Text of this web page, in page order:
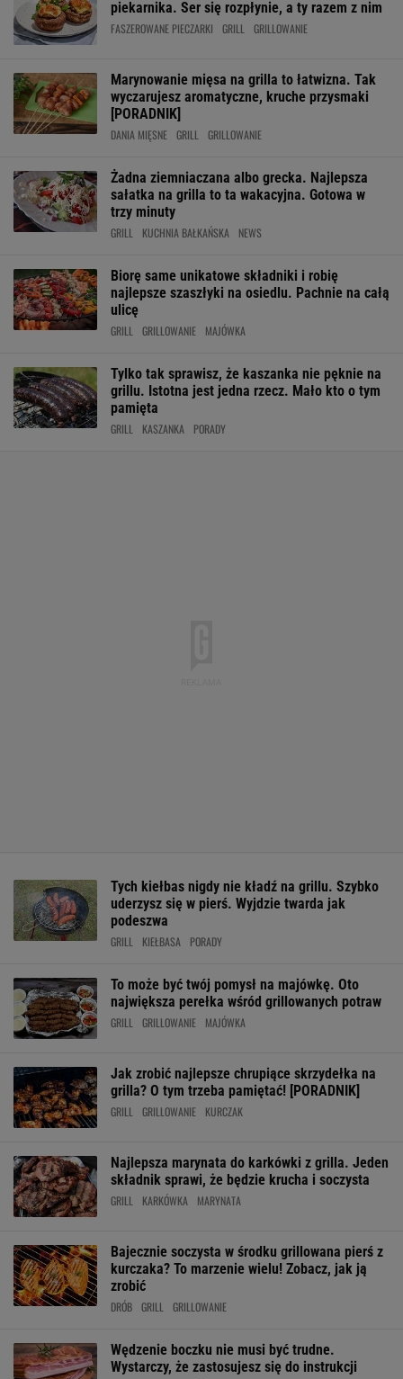
piekarnika. Ser się rozpłynie, a ty razem z nim
FASZEROWANE PIECZARKI GRILL GRILLOWANIE
Marynowanie mięsa na grilla to łatwizna. Tak
wyczarujesz aromatyczne, kruche przysmaki
[PORADNIK]
DANIA MIĘSNE GRILL GRILLOWANIE
Żadna ziemniaczana albo grecka. Najlepsza
sałatka na grilla to ta wakacyjna. Gotowa w
trzy minuty
GRILL KUCHNIA BAŁKAŃSKA NEWS
Biorę same unikatowe składniki i robię
najlepsze szaszłyki na osiedlu. Pachnie na całą
ulicę
GRILL GRILLOWANIE MAJÓWKA
Tylko tak sprawisz, że kaszanka nie pęknie na
grillu. Istotna jest jedna rzecz. Mało kto o tym
pamięta
GRILL KASZANKA PORADY
Tych kiełbas nigdy nie kładź na grillu. Szybko
uderzysz się w pierś. Wyjdzie twarda jak
podeszwa
GRILL KIEŁBASA PORADY
To może być twój pomysł na majówkę. Oto
największa perełka wśród grillowanych potraw
GRILL GRILLOWANIE MAJÓWKA
Jak zrobić najlepsze chrupiące skrzydełka na
grilla? O tym trzeba pamiętać! [PORADNIK]
GRILL GRILLOWANIE KURCZAK
Najlepsza marynata do karkówki z grilla. Jeden
składnik sprawi, że będzie krucha i soczysta
GRILL KARKÓWKA MARYNATA
Bajecznie soczysta w środku grillowana pierś z
kurczaka? To marzenie wielu! Zobacz, jak ją
zrobić
DRÓB GRILL GRILLOWANIE
Wędzenie boczku nie musi być trudne.
Wystarczy, że zastosujesz się do instrukcji